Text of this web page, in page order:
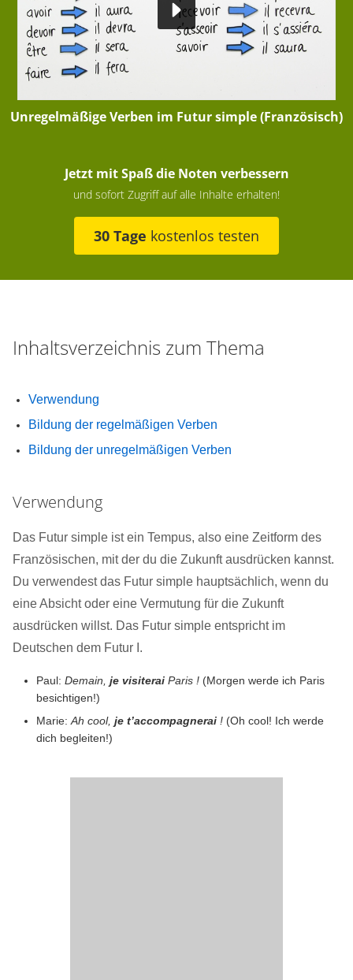
Unregelmäßige Verben im Futur simple (Französisch)
Jetzt mit Spaß die Noten verbessern
und sofort Zugriff auf alle Inhalte erhalten!
30 Tage kostenlos testen
Inhaltsverzeichnis zum Thema
Verwendung
Bildung der regelmäßigen Verben
Bildung der unregelmäßigen Verben
Verwendung
Das Futur simple ist ein Tempus, also eine Zeitform des
Französischen, mit der du die Zukunft ausdrücken kannst.
Du verwendest das Futur simple hauptsächlich, wenn du
eine Absicht oder eine Vermutung für die Zukunft
ausdrücken willst. Das Futur simple entspricht im
Deutschen dem Futur I.
Paul: Demain, je visiterai Paris ! (Morgen werde ich Paris
besichtigen!)
Marie: Ah cool, je t’accompagnerai ! (Oh cool! Ich werde
dich begleiten!)